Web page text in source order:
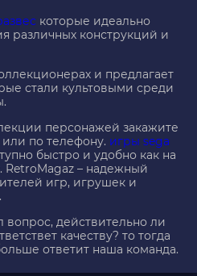
которые идеально
различных конструкций и
и предлагает
стали культовыми среди
персонажей закажите
по телефону. игры sega
быстро и удобно как на
RetroMagaz – надежный
игр, игрушек и
вопрос, действительно ли
качеству? то тогда
ответит наша команда.